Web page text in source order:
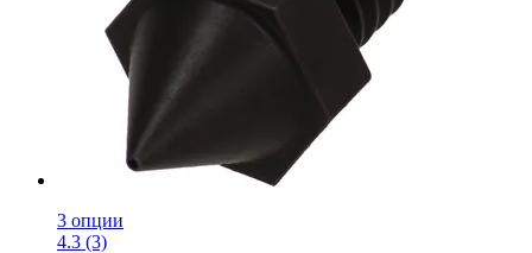
3 опции
4.3 (3)